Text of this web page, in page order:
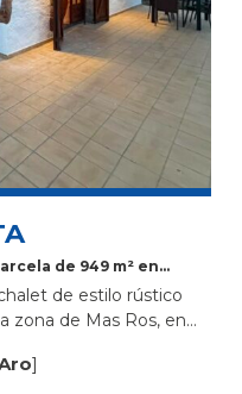
de 949 m² en
de estilo rústico
zona de Mas Ros, en
]